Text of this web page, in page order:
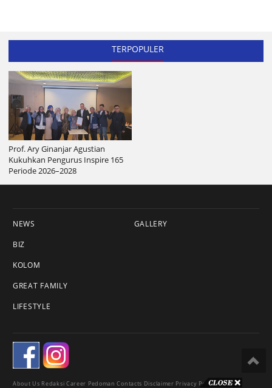
TERPOPULER
Prof. Ary Ginanjar Agustian
Kukuhkan Pengurus Inspire 165
Periode 2026–2028
NEWS
BIZ
KOLOM
GREAT FAMILY
LIFESTYLE
GALLERY
About Us Redaksi Career Pedoman Contacts Disclaimer Privacy Policy